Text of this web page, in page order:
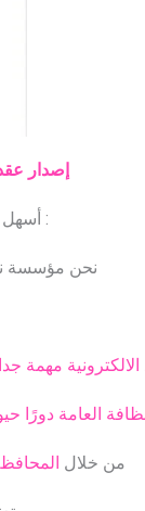
إصدار
:
نحن مؤسسة
الالكترونية مهمة
العامة دورًا
من خلال